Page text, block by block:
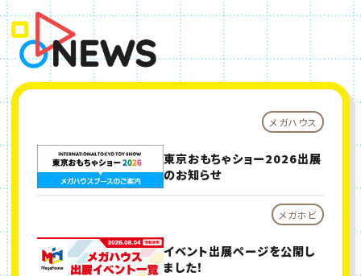
メガハウス
東京おもちゃショー2026出展
のお知らせ
メガホビ
イベント出展ページを公開し
ました！